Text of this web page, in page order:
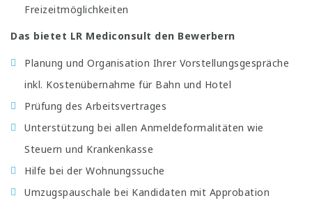
Freizeitmöglichkeiten
Das bietet LR Mediconsult den Bewerbern
Planung und Organisation Ihrer Vorstellungsgespräche
inkl. Kostenübernahme für Bahn und Hotel
Prüfung des Arbeitsvertrages
Unterstützung bei allen Anmeldeformalitäten wie
Steuern und Krankenkasse
Hilfe bei der Wohnungssuche
Umzugspauschale bei Kandidaten mit Approbation